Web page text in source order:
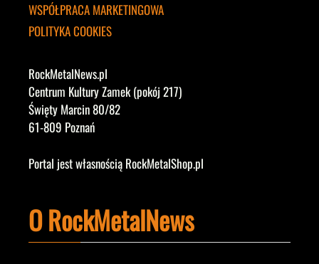
WSPÓŁPRACA MARKETINGOWA
POLITYKA COOKIES
RockMetalNews.pl
Centrum Kultury Zamek (pokój 217)
Święty Marcin 80/82
61-809 Poznań
Portal jest własnością RockMetalShop.pl
O RockMetalNews